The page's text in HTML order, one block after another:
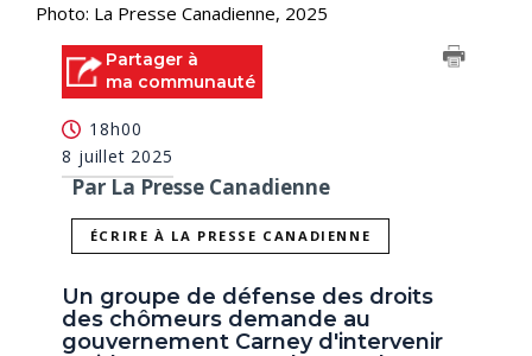
Photo: La Presse Canadienne, 2025
Partager à
ma communauté
18h00
8 juillet 2025
Par La Presse Canadienne
ÉCRIRE À LA PRESSE CANADIENNE
Un groupe de défense des droits
des chômeurs demande au
gouvernement Carney d'intervenir